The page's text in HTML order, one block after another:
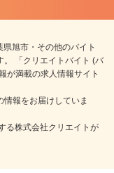
県旭市・その他のバイト
。 「クリエイトバイト (バ
が満載の求人情報サイト
報をお届けしていま
る株式会社クリエイトが